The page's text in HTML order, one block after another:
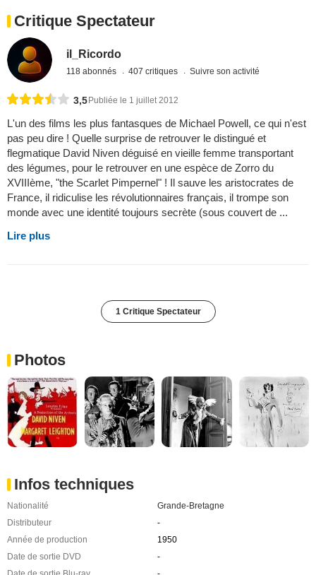
Critique Spectateur
il_Ricordo
118 abonnés 407 critiques Suivre son activité
3,5 Publiée le 1 juillet 2012
L'un des films les plus fantasques de Michael Powell, ce qui n'est
pas peu dire ! Quelle surprise de retrouver le distingué et
flegmatique David Niven déguisé en vieille femme transportant
des légumes, pour le retrouver en une espèce de Zorro du
XVIIIème, "the Scarlet Pimpernel" ! Il sauve les aristocrates de
France, il ridiculise les révolutionnaires français, il trompe son
monde avec une identité toujours secrète (sous couvert de ...
Lire plus
1 Critique Spectateur
Photos
Infos techniques
Nationalité
Grande-Bretagne
Distributeur
-
Année de production
1950
Date de sortie DVD
-